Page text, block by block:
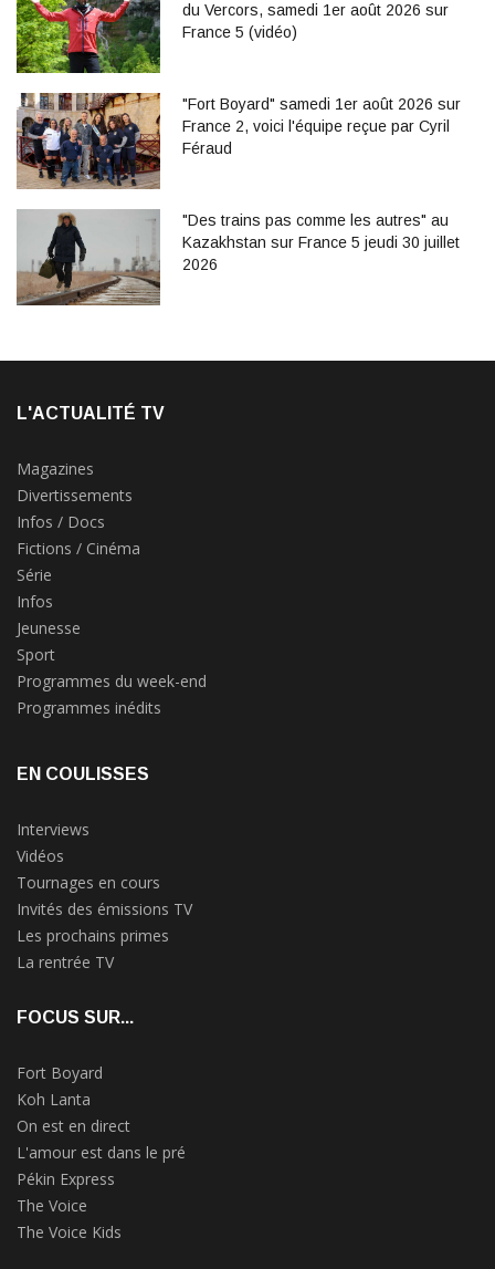
du Vercors, samedi 1er août 2026 sur
France 5 (vidéo)
"Fort Boyard" samedi 1er août 2026 sur
France 2, voici l'équipe reçue par Cyril
Féraud
"Des trains pas comme les autres" au
Kazakhstan sur France 5 jeudi 30 juillet
2026
L'ACTUALITÉ TV
Magazines
Divertissements
Infos / Docs
Fictions / Cinéma
Série
Infos
Jeunesse
Sport
Programmes du week-end
Programmes inédits
EN COULISSES
Interviews
Vidéos
Tournages en cours
Invités des émissions TV
Les prochains primes
La rentrée TV
FOCUS SUR...
Fort Boyard
Koh Lanta
On est en direct
L'amour est dans le pré
Pékin Express
The Voice
The Voice Kids